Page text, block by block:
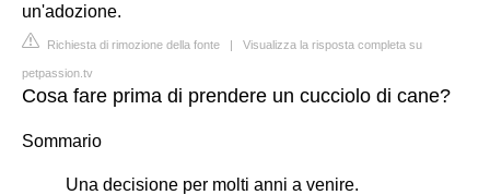
un'adozione.
Richiesta di rimozione della fonte | Visualizza la risposta completa su
petpassion.tv
Cosa fare prima di prendere un cucciolo di cane?
Sommario
Una decisione per molti anni a venire.